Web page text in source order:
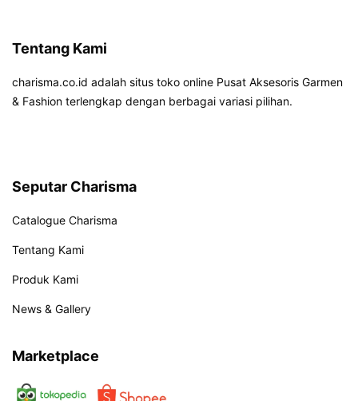
Tentang Kami
charisma.co.id adalah situs toko online Pusat Aksesoris Garmen
& Fashion terlengkap dengan berbagai variasi pilihan.
Seputar Charisma
Catalogue Charisma
Tentang Kami
Produk Kami
News & Gallery
Marketplace